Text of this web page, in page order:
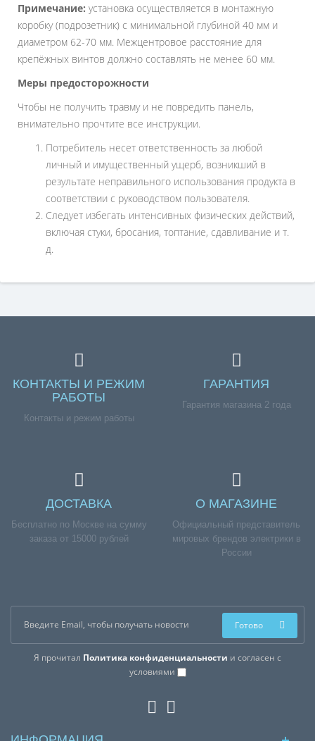
Примечание: установка осуществляется в монтажную
коробку (подрозетник) с минимальной глубиной 40 мм и
диаметром 62-70 мм. Межцентровое расстояние для
крепёжных винтов должно составлять не менее 60 мм.
Меры предосторожности
Чтобы не получить травму и не повредить панель,
внимательно прочтите все инструкции.
Потребитель несет ответственность за любой
личный и имущественный ущерб, возникший в
результате неправильного использования продукта в
соответствии с руководством пользователя.
Следует избегать интенсивных физических действий,
включая стуки, бросания, топтание, сдавливание и т.
д.
КОНТАКТЫ И РЕЖИМ
РАБОТЫ
Контакты и режим работы
ГАРАНТИЯ
Гарантия магазина 2 года
ДОСТАВКА
Бесплатно по Москве на сумму
заказа от 15000 рублей
О МАГАЗИНЕ
Официальный представитель
мировых брендов электрики в
России
Я прочитал Политика конфиденциальности и согласен с
условиями
Готово